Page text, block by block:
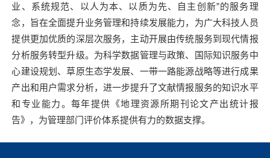
业、系统规范、以人为本、以质为先、自主创新”的服务理
念，旨在全面提升业务管理和持续发展能力，为广大科技人员
提供更加优质的深层次服务，主动开展由传统服务到现代情报
分析服务转型升级。为科学数据管理与政策、国际知识服务中
心建设规划、草原生态学发展、一带一路能源战略等进行成果
产出和用户需求分析，进一步提升了文献情报服务的知识水平
和专业能力。每年提供《地理资源所期刊论文产出统计报
告》，为管理部门评价体系提供有力的数据支撑。